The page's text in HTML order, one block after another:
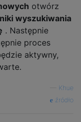
otwórz
wyszukiwania
. Następnie
proces
aktywny,
Khue
źródło